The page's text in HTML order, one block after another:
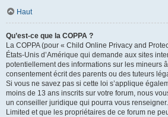
Haut
Qu’est-ce que la COPPA ?
La COPPA (pour « Child Online Privacy and
États-Unis d’Amérique qui demande aux sites
potentiellement des informations sur les mineurs
consentement écrit des parents ou des tuteurs
Si vous ne savez pas si cette loi s’applique
moins de 13 ans inscrits sur votre forum, nous
un conseiller juridique qui pourra vous
Limited et que les propriétaires de ce forum ne